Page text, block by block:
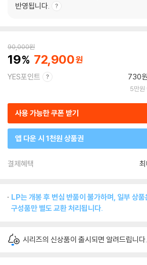
반영됩니다.
90,000원
19 72,900
YES포인트 730
5만원
사용 가능한 쿠폰 받기
앱 다운 시 1천원 상품권
결제혜택
LP는 개봉 후 변심 반품이 불가하며, 일부 상
구성품만 별도 교환 처리됩니다.
시리즈의 신상품이 출시되면 알려드립니다.